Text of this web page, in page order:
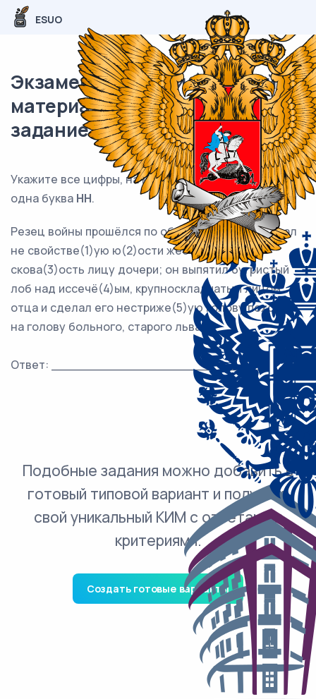
ESUO
Экзаменационный (типовой)
материал ЕГЭ / Русский / 15
задание (24) / 103
Укажите все цифры, на месте которых пишется
одна буква НН.
Резец войны прошёлся по обоим лицам: он придал
не свойстве(1)ую ю(2)ости жестковатость и
скова(3)ость лицу дочери; он выпятил бугристый
лоб над иссечё(4)ым, крупноскладчатым лицом
отца и сделал его нестриже(5)ую голову похожей
на голову больного, старого льва.
Ответ: ___________________________.
Подобные задания можно добавить в
готовый типовой вариант и получить
свой уникальный КИМ с ответами и
критериями.
Создать готовые варианты